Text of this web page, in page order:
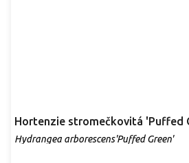
Hortenzie stromečkovitá 'Puffed
Hydrangea arborescens'Puffed Green'